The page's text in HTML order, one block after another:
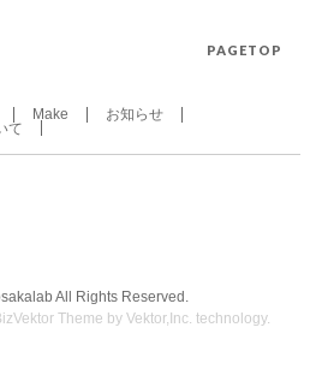
PAGETOP
Make
お知らせ
て
All Rights Reserved.
Theme byVektor,Inc. technology.